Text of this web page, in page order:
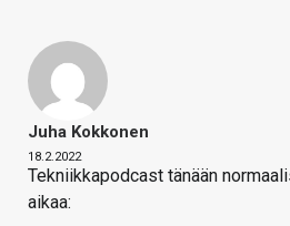
Juha Kokkonen
18.2.2022
Tekniikkapodcast tänään
aikaa: